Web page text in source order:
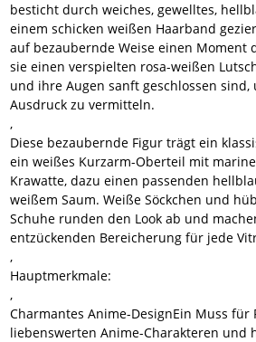
besticht durch weiches, gewelltes,
einem schicken weißen Haarband
auf bezaubernde Weise einen Moment
sie einen verspielten rosa-weißen
und ihre Augen sanft geschlossen
Ausdruck zu vermitteln.
,
Diese bezaubernde Figur trägt ein
ein weißes Kurzarm-Oberteil mit
Krawatte, dazu einen passenden
weißem Saum. Weiße Söckchen und
Schuhe runden den Look ab und
entzückenden Bereicherung für jede
,
Hauptmerkmale:
,
Charmantes Anime-DesignEin Muss für
liebenswerten Anime-Charakteren und